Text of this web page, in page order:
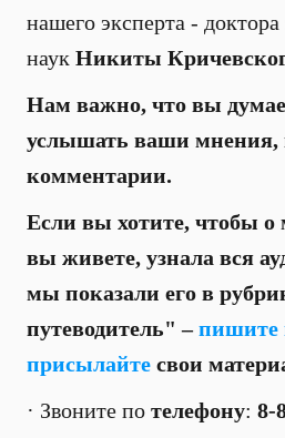
нашего эксперта -
наук Никиты
Нам важно, что вы
услышать ваши мнения,
комментарии.
Если вы хотите, чтобы о
вы живете, узнала вся
мы показали его в
путеводитель" –пишите
присылайте свои
· Звоните по телефону: 8-